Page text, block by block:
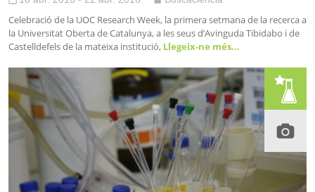
Celebració de la UOC Research Week, la primera setmana de la recerca a
la Universitat Oberta de Catalunya, a les seus d’Avinguda Tibidabo i de
Castelldefels de la mateixa institució, Llegeix-ne més…